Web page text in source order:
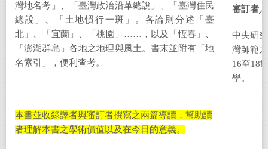
灣地名考」、「臺灣政治沿革總說」、「臺灣住民
總說」、「土地慣行一斑」。各論則分述「臺
北」、「宜蘭」、「桃園」……，以及「恆春」、
「澎湖群島」各地之地理與風土。書末並附有「地
名索引」，便利查考。
本書並收錄譯者與審訂者撰寫之兩篇導讀，幫助讀
者理解本書之學術價值以及在今日的意義。
審訂者╱
中央研
灣師範
16至18
學。